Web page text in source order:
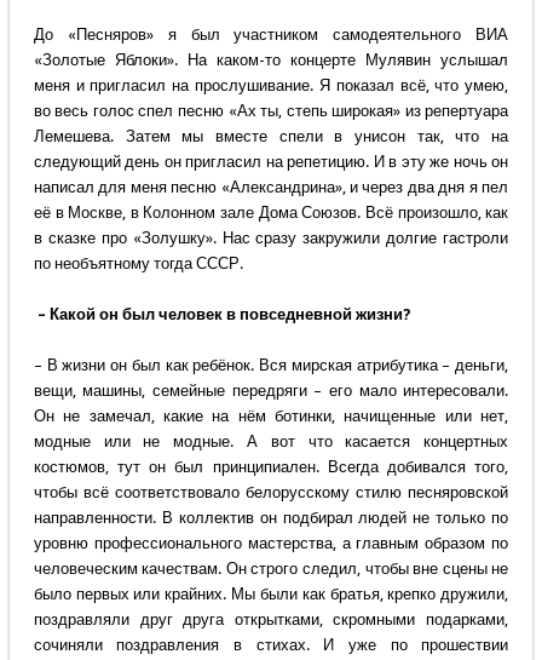
До «Песняров» я был участником самодеятельного ВИА
«Золотые Яблоки». На каком-то концерте Мулявин услышал
меня и пригласил на прослушивание. Я показал всё, что умею,
во весь голос спел песню «Ах ты, степь широкая» из репертуара
Лемешева. Затем мы вместе спели в унисон так, что на
следующий день он пригласил на репетицию. И в эту же ночь он
написал для меня песню «Александрина», и через два дня я пел
её в Москве, в Колонном зале Дома Союзов. Всё произошло, как
в сказке про «Золушку». Нас сразу закружили долгие гастроли
по необъятному тогда СССР.
– Какой он был человек в повседневной жизни?
– В жизни он был как ребёнок. Вся мирская атрибутика – деньги,
вещи, машины, семейные передряги – его мало интересовали.
Он не замечал, какие на нём ботинки, начищенные или нет,
модные или не модные. А вот что касается концертных
костюмов, тут он был принципиален. Всегда добивался того,
чтобы всё соответствовало белорусскому стилю песняровской
направленности. В коллектив он подбирал людей не только по
уровню профессионального мастерства, а главным образом по
человеческим качествам. Он строго следил, чтобы вне сцены не
было первых или крайних. Мы были как братья, крепко дружили,
поздравляли друг друга открытками, скромными подарками,
сочиняли поздравления в стихах. И уже по прошествии